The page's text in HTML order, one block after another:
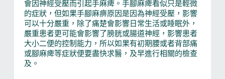
會因神經受壓而引起手麻痺。手腳麻痺看似只是輕微
的症狀，但如果手腳麻痹原因是因為神經受壓，影響
可以十分嚴重，除了痛楚會影響日常生活或睡眠外，
嚴重患者更可能會影響了膀胱或腸道神經，影響患者
大小二便的控制能力，所以如果有初期腰或者背部痛
或腳麻痺等症狀便要盡快求醫，及早進行相關的檢查
及。